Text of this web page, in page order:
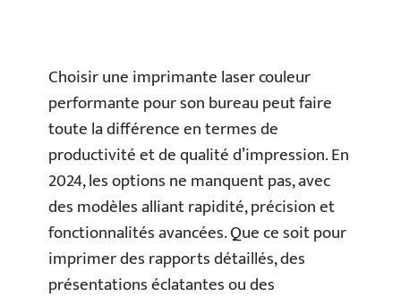
Choisir une imprimante laser couleur
performante pour son bureau peut faire
toute la différence en termes de
productivité et de qualité d’impression. En
2024, les options ne manquent pas, avec
des modèles alliant rapidité, précision et
fonctionnalités avancées. Que ce soit pour
imprimer des rapports détaillés, des
présentations éclatantes ou des